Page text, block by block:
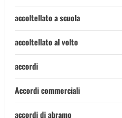
accoltellato a scuola
accoltellato al volto
accordi
Accordi commerciali
accordi di abramo